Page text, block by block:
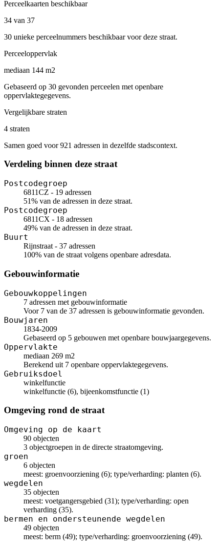
Perceelkaarten beschikbaar
34 van 37
30 unieke perceelnummers beschikbaar voor deze straat.
Perceeloppervlak
mediaan 144 m2
Gebaseerd op 30 gevonden perceelen met openbare
oppervlaktegegevens.
Vergelijkbare straten
4 straten
Samen goed voor 921 adressen in dezelfde stadscontext.
Verdeling binnen deze straat
Postcodegroep
6811CZ - 19 adressen
51% van de adressen in deze straat.
Postcodegroep
6811CX - 18 adressen
49% van de adressen in deze straat.
Buurt
Rijnstraat - 37 adressen
100% van de straat volgens openbare adresdata.
Gebouwinformatie
Gebouwkoppelingen
7 adressen met gebouwinformatie
Voor 7 van de 37 adressen is gebouwinformatie gevonden.
Bouwjaren
1834-2009
Gebaseerd op 5 gebouwen met openbare bouwjaargegevens.
Oppervlakte
mediaan 269 m2
Berekend uit 7 openbare oppervlaktegegevens.
Gebruiksdoel
winkelfunctie
winkelfunctie (6), bijeenkomstfunctie (1)
Omgeving rond de straat
Omgeving op de kaart
90 objecten
3 objectgroepen in de directe straatomgeving.
groen
6 objecten
meest: groenvoorziening (6); type/verharding: planten (6).
wegdelen
35 objecten
meest: voetgangersgebied (31); type/verharding: open
verharding (35).
bermen en ondersteunende wegdelen
49 objecten
meest: berm (49); type/verharding: groenvoorziening (49).